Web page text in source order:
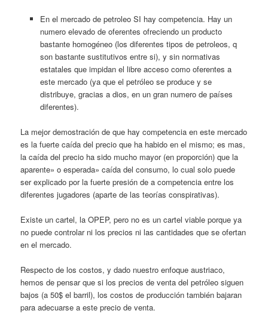
En el mercado de petroleo SI hay competencia. Hay un
numero elevado de oferentes ofreciendo un producto
bastante homogéneo (los diferentes tipos de petroleos, q
son bastante sustitutivos entre si), y sin normativas
estatales que impidan el libre acceso como oferentes a
este mercado (ya que el petróleo se produce y se
distribuye, gracias a dios, en un gran numero de países
diferentes).
La mejor demostración de que hay competencia en este mercado
es la fuerte caída del precio que ha habido en el mismo; es mas,
la caída del precio ha sido mucho mayor (en proporción) que la
aparente» o esperada» caída del consumo, lo cual solo puede
ser explicado por la fuerte presión de a competencia entre los
diferentes jugadores (aparte de las teorías conspirativas).
Existe un cartel, la OPEP, pero no es un cartel viable porque ya
no puede controlar ni los precios ni las cantidades que se ofertan
en el mercado.
Respecto de los costos, y dado nuestro enfoque austriaco,
hemos de pensar que si los precios de venta del petróleo siguen
bajos (a 50$ el barril), los costos de producción también bajaran
para adecuarse a este precio de venta.